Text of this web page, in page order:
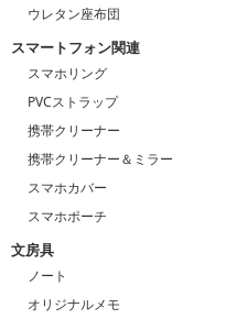
ウレタン座布団
スマートフォン関連
スマホリング
PVCストラップ
携帯クリーナー
携帯クリーナー＆ミラー
スマホカバー
スマホポーチ
文房具
ノート
オリジナルメモ